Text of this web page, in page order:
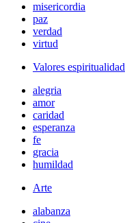
misericordia
paz
verdad
virtud
Valores espiritualidad
alegria
amor
caridad
esperanza
fe
gracia
humildad
Arte
alabanza